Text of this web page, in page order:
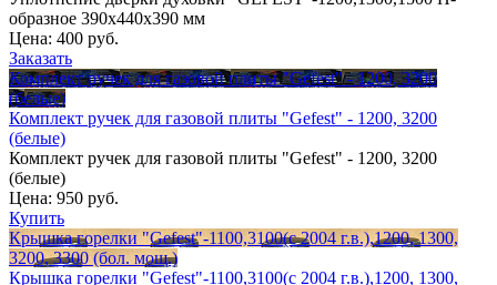
образное 390х440х390 мм
Цена: 400 руб.
Заказать
Комплект ручек для газовой плиты "Gefest" - 1200, 3200
(белые)
Комплект ручек для газовой плиты "Gefest" - 1200, 3200
(белые)
Комплект ручек для газовой плиты "Gefest" - 1200, 3200
(белые)
Цена: 950 руб.
Купить
Крышка горелки "Gefest"-1100,3100(с 2004 г.в.),1200, 1300,
3200, 3300 (бол. мощ.)
Крышка горелки "Gefest"-1100,3100(с 2004 г.в.),1200, 1300,